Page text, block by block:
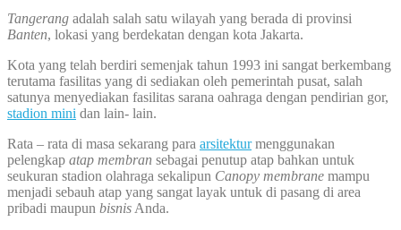
Tangerang adalah salah satu wilayah yang berada di provinsi
Banten, lokasi yang berdekatan dengan kota Jakarta.
Kota yang telah berdiri semenjak tahun 1993 ini sangat berkembang
terutama fasilitas yang di sediakan oleh pemerintah pusat, salah
satunya menyediakan fasilitas sarana oahraga dengan pendirian gor,
stadion mini dan lain- lain.
Rata – rata di masa sekarang para arsitekturmenggunakan
pelengkap atap membran sebagai penutup atap bahkan untuk
seukuran stadion olahraga sekalipun Canopy membrane mampu
menjadi sebauh atap yang sangat layak untuk di pasang di area
pribadi maupun bisnis Anda.